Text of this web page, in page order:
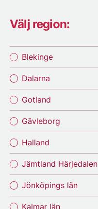
Välj region:
Blekinge
Dalarna
Gotland
Gävleborg
Halland
Jämtland Härjedalen
Jönköpings län
Kalmar län